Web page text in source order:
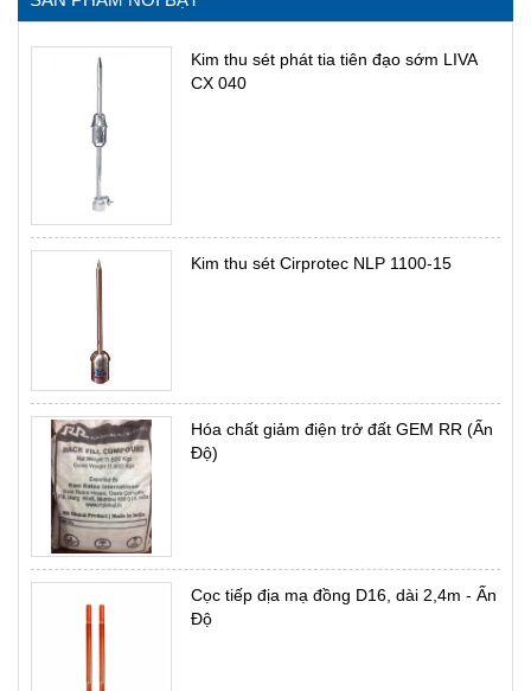
Kim thu sét phát tia tiên đạo sớm LIVA
CX 040
Kim thu sét Cirprotec NLP 1100-15
Hóa chất giảm điện trở đất GEM RR (Ấn
Độ)
Cọc tiếp địa mạ đồng D16, dài 2,4m - Ấn
Độ